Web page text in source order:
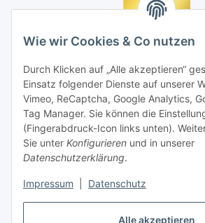
Alle akzeptieren
Wie wir Cookies & Co nutzen
Durch Klicken auf „Alle akzeptieren“
Einsatz folgender Dienste auf unserer
Vimeo, ReCaptcha, Google Analytics,
Tag Manager. Sie können die
(Fingerabdruck-Icon links unten).
Sie unter Konfigurieren und in unserer
Datenschutzerklärung.
Impressum Datenschutz